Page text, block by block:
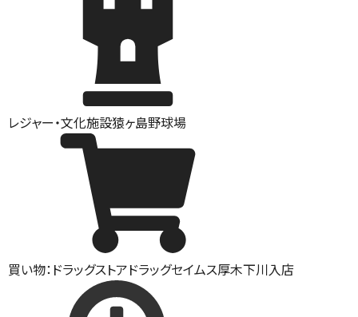
レジャー・文化施設猿ヶ島野球場
買い物：ドラッグストアドラッグセイムス厚木下川入店